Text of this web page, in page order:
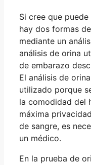
Si cree que
hay dos formas
mediante un
análisis de orina
de embarazo
El análisis de
utilizado porque
la comodidad del
máxima
de sangre, es
un médico.
En la prueba de